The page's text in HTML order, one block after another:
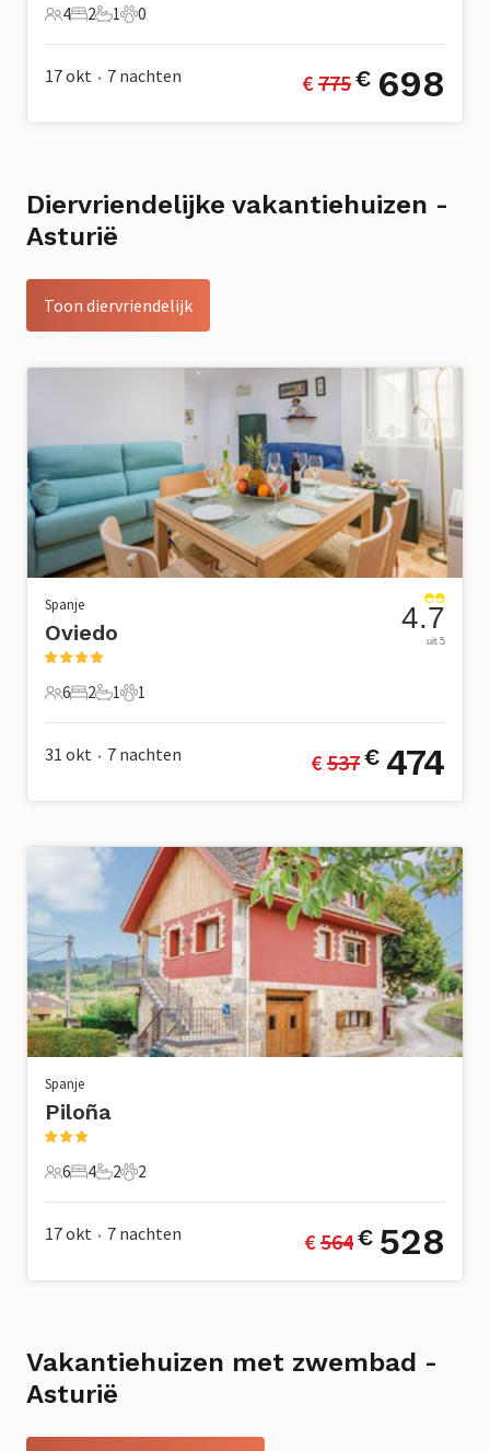
4 Gasten
4
2 Slaapkamers
2
1 Badkamer
1
0 Huisdieren
0
17 okt • 7 nachten € 775€ 698
Diervriendelijke vakantiehuizen -
Asturië
Toon diervriendelijk
Spanje
Oviedo
6 Gasten
6
2 Slaapkamers
2
1 Badkamer
1
1 Huisdier
1
4.7
uit 5
31 okt • 7 nachten € 537€ 474
Spanje
Piloña
6 Gasten
6
4 Slaapkamers
4
2 Badkamers
2
2 Huisdieren
2
17 okt • 7 nachten € 564€ 528
Vakantiehuizen met zwembad -
Asturië